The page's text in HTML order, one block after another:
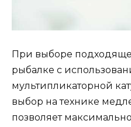
При выборе
рыбалке с
мультипликаторной
выбор на технике
позволяет